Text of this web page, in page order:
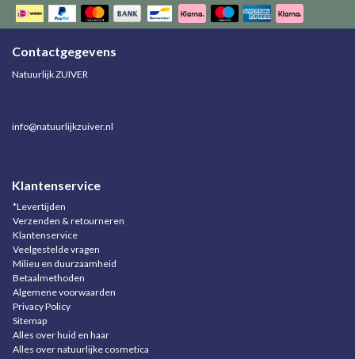
Contactgegevens
Natuurlijk ZUIVER
info@natuurlijkzuiver.nl
Klantenservice
*Levertijden
Verzenden & retourneren
Klantenservice
Veelgestelde vragen
Milieu en duurzaamheid
Betaalmethoden
Algemene voorwaarden
Privacy Policy
Sitemap
Alles over huid en haar
Alles over natuurlijke cosmetica